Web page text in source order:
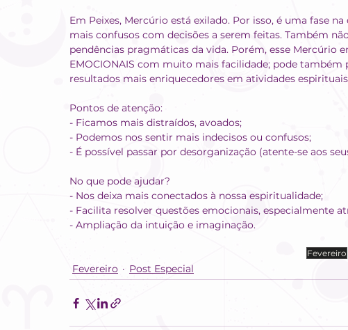
Em Peixes, Mercúrio está exilado. Por isso, é uma fase
mais confusos com decisões a serem feitas. Também
pendências pragmáticas da vida. Porém, esse Mercúrio
EMOCIONAIS com muito mais facilidade; pode
resultados mais enriquecedores em atividades
Pontos de atenção:
- Ficamos mais distraídos, avoados;
- Podemos nos sentir mais indecisos ou confusos;
- É possível passar por desorganização (atente-se aos
No que pode ajudar?
- Nos deixa mais conectados à nossa espiritualidade;
- Facilita resolver questões emocionais, especialmente
- Ampliação da intuição e imaginação.
Fevereiro
Fevereiro Post Especial